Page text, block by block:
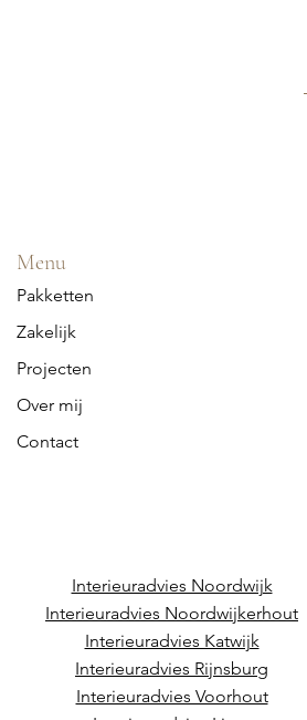
Menu
Pakketten
Zakelijk
Projecten
Over mij
Contact
Interieuradvies Noordwijk
Interieuradvies Noordwijkerhout
Interieuradvies Katwijk
Interieuradvies Rijnsburg
Interieuradvies Voorhout